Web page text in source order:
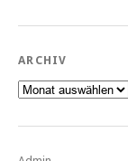
ARCHIV
Archiv